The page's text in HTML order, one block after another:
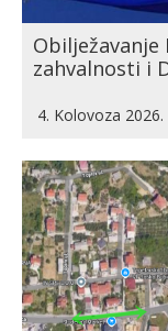
zahvalnosti i
4. Kolovoza 2026.